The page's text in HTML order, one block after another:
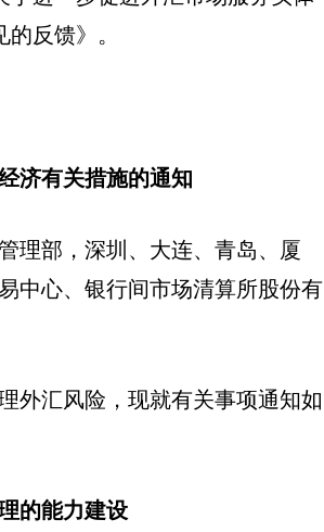
反馈》。
济有关措施的通知
理部，深圳、大连、青岛、厦
中心、银行间市场清算所股份有
外汇风险，现就有关事项通知如
的能力建设